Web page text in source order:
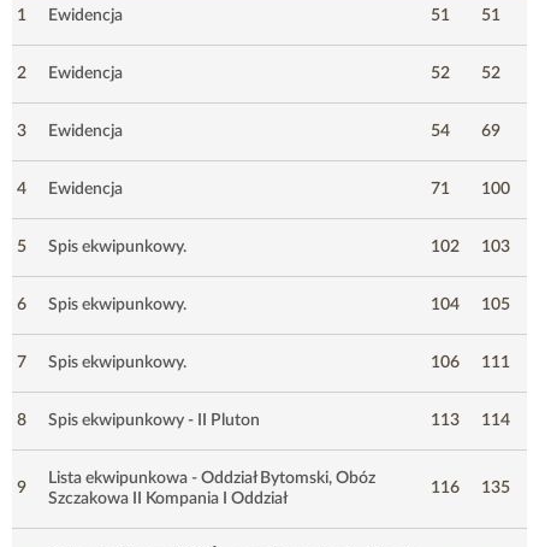
1 Ewidencja 51 51
2 Ewidencja 52 52
3 Ewidencja 54 69
4 Ewidencja 71 100
5 Spis ekwipunkowy. 102 103
6 Spis ekwipunkowy. 104 105
7 Spis ekwipunkowy. 106 111
8 Spis ekwipunkowy - II Pluton 113 114
9
Lista ekwipunkowa - Oddział Bytomski, Obóz
Szczakowa II Kompania I Oddział
116 135